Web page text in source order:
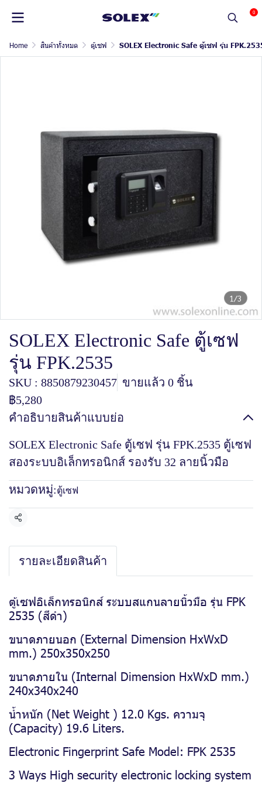
0
Home สินค้าทั้งหมด ตู้เซฟ SOLEX Electronic Safe ตู้เซฟ รุ่น
1/3
SOLEX Electronic Safe ตู้เซฟ
รุ่น FPK.2535
SKU : 8850879230457 ขายแล้ว 0 ชิ้น
฿5,280
คำอธิบายสินค้าแบบย่อ
SOLEX Electronic Safe ตู้เซฟ รุ่น FPK.2535 ตู้เซฟ
สองระบบอิเล็กทรอนิกส์ รองรับ 32 ลายนิ้วมือ
หมวดหมู่:ตู้เซฟ
แชร์
รายละเอียดสินค้า
ตู้เซฟอิเล็กทรอนิกส์ ระบบสแกนลายนิ้วมือ รุ่น FPK
2535 (สีดำ)
ขนาดภายนอก (External Dimension HxWxD
mm.) 250x350x250
ขนาดภายใน (Internal Dimension HxWxD mm.)
240x340x240
น้ำหนัก (Net Weight ) 12.0 Kgs. ความจุ
(Capacity) 19.6 Liters.
Electronic Fingerprint Safe Model: FPK 2535
3 Ways High security electronic locking system